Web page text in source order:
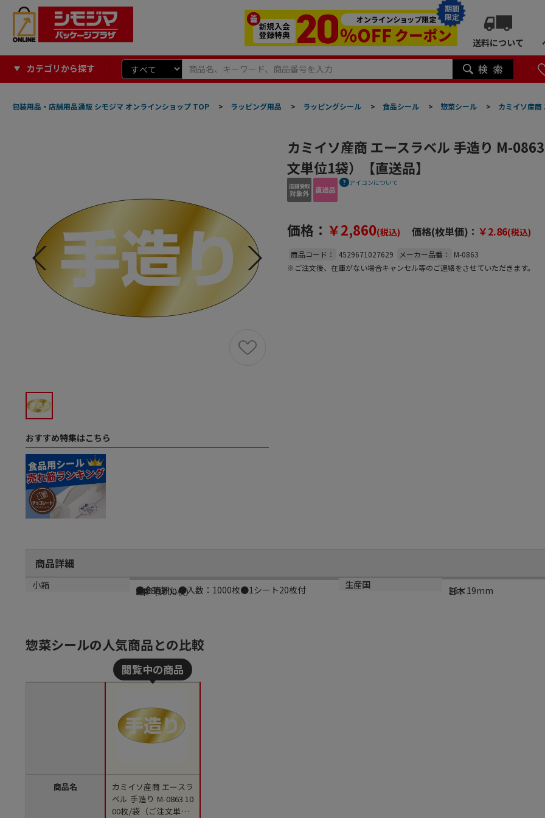
期間
限定
送料について
カテゴリから探す
包装用品・店舗用品通販 シモジマ オンラインショップ TOP > ラッピング用品 > ラッピングシール > 食品シール > 惣菜シール > カミイソ産
おすすめ特集はこちら
カミイソ産商 エースラベル 手造り M-
文単位1袋）【直送品】
アイコンについて
価格： ￥2,860(税込) 価格(枚単価)： ￥2.86(税込)
商品コード： 4529671027629 メーカー品番：
M-0863
※ご注文後、在庫がない場合キャンセル等のご連絡をさせていただきます。
商品詳細
商品説明
●金箔押し●入数：1000枚●1シート20枚付
メーカー品番
M-0863
サイズ
36×19mm
材質
紙
生産国
日本
小箱
1束（1000枚）
惣菜シールの人気商品との比較
商品名
カミイソ産商 エースラ
ベル 手造り M-0863 10
00枚/袋（ご注文単位1